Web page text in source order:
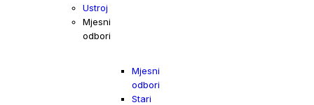
Ustroj
Mjesni
odbori
Mjesni
odbori
Stari